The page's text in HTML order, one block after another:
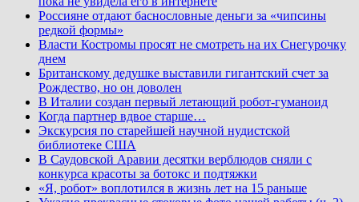
Россияне отдают баснословные деньги за «чипсины
редкой формы»
Власти Костромы просят не смотреть на их Снегурочку
днем
Британскому дедушке выставили гигантский счет за
Рождество, но он доволен
В Италии создан первый летающий робот-гуманоид
Когда партнер вдвое старше…
Экскурсия по старейшей научной нудистской
библиотеке США
В Саудовской Аравии десятки верблюдов сняли с
конкурса красоты за ботокс и подтяжки
«Я, робот» воплотился в жизнь лет на 15 раньше